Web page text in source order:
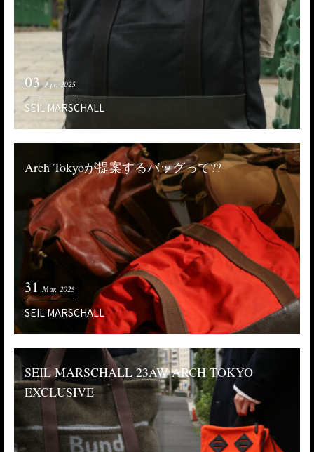
03 Apr. 2025
SEIL MARSCHALL
Arch Tokyoが提案するバッグって??
31 Mar. 2025
SEIL MARSCHALL
SEIL MARSCHALL 23AW ARCH TOKYO
EXCLUSIVE